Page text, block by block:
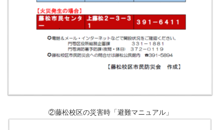
②藤松校区の災害時「避難マニュアル」